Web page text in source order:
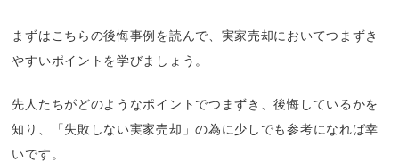
まずはこちらの後悔事例を読んで、実家売却においてつまずき
やすいポイントを学びましょう。
先人たちがどのようなポイントでつまずき、後悔しているかを
知り、「失敗しない実家売却」の為に少しでも参考になれば幸
いです。